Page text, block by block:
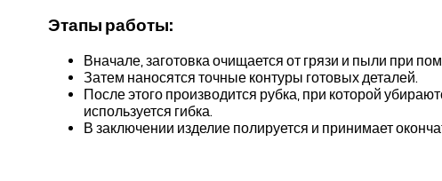
Этапы работы:
Вначале, заготовка очищается от грязи и пыли при
Затем наносятся точные контуры готовых деталей.
После этого производится рубка, при которой
используется гибка.
В заключении изделие полируется и принимает